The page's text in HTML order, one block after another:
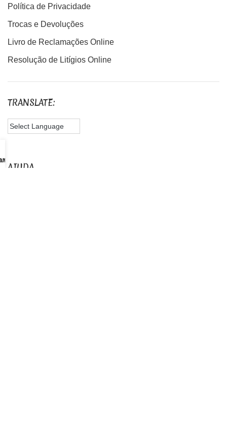
Política de Privacidade
Trocas e Devoluções
Livro de Reclamações Online
Resolução de Litígios Online
TRANSLATE:
AJUDA
VISITA